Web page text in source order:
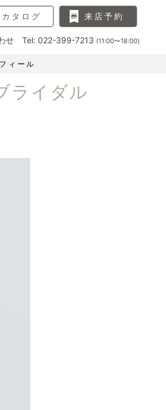
タログ 来店予約
せ Tel: 022-399-7213 (11:00〜18:00)
ィール
ライダル